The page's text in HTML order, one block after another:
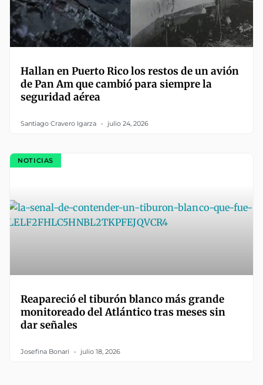
Hallan en Puerto Rico los restos de un avión
de Pan Am que cambió para siempre la
seguridad aérea
Santiago Cravero Igarza julio 24, 2026
NOTICIAS
Reapareció el tiburón blanco más grande
monitoreado del Atlántico tras meses sin
dar señales
Josefina Bonari julio 18, 2026